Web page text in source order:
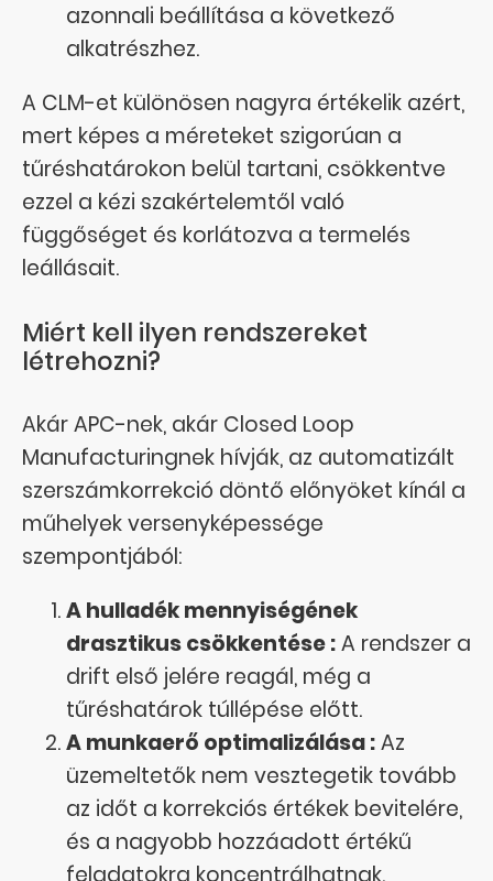
azonnali beállítása a következő
alkatrészhez.
A CLM-et különösen nagyra értékelik azért,
mert képes a méreteket szigorúan a
tűréshatárokon belül tartani, csökkentve
ezzel a kézi szakértelemtől való
függőséget és korlátozva a termelés
leállásait.
Miért kell ilyen rendszereket
létrehozni?
Akár APC-nek, akár Closed Loop
Manufacturingnek hívják, az automatizált
szerszámkorrekció döntő előnyöket kínál a
műhelyek versenyképessége
szempontjából:
A hulladék mennyiségének
drasztikus csökkentése :A rendszer a
drift első jelére reagál, még a
tűréshatárok túllépése előtt.
A munkaerő optimalizálása :Az
üzemeltetők nem vesztegetik tovább
az időt a korrekciós értékek bevitelére,
és a nagyobb hozzáadott értékű